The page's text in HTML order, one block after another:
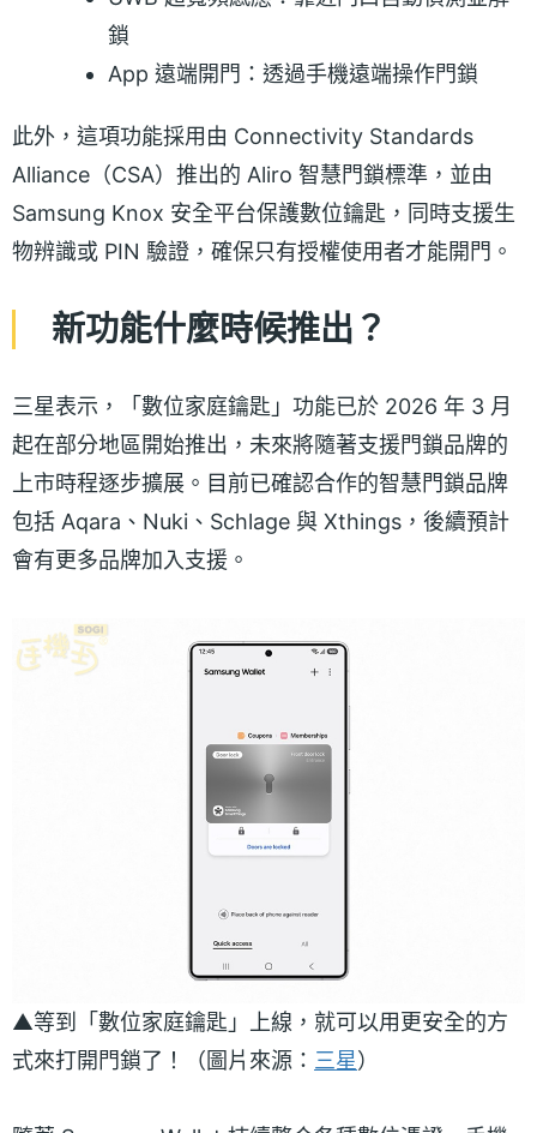
鎖
App 遠端開門：透過手機遠端操作門鎖
此外，這項功能採用由 Connectivity Standards
Alliance（CSA）推出的 Aliro 智慧門鎖標準，並由
Samsung Knox 安全平台保護數位鑰匙，同時支援生
物辨識或 PIN 驗證，確保只有授權使用者才能開門。
新功能什麼時候推出？
三星表示，「數位家庭鑰匙」功能已於 2026 年 3 月
起在部分地區開始推出，未來將隨著支援門鎖品牌的
上市時程逐步擴展。目前已確認合作的智慧門鎖品牌
包括 Aqara、Nuki、Schlage 與 Xthings，後續預計
會有更多品牌加入支援。
▲等到「數位家庭鑰匙」上線，就可以用更安全的方
式來打開門鎖了！（圖片來源： 三星）